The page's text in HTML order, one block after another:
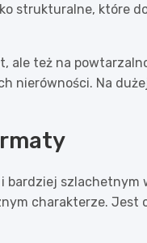
strukturalne, które
ale też na
nierówności. Na
bardziej szlachetnym
charakterze. Jest